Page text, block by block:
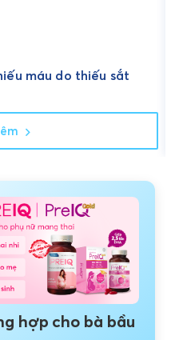
máu do thiếu sắt
hợp cho bà bầu